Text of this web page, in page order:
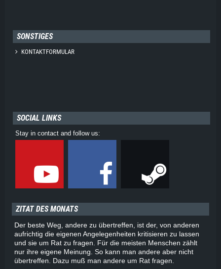
SONSTIGES
KONTAKTFORMULAR
SOCIAL LINKS
Stay in contact and follow us:
ZITAT DES MONATS
Der beste Weg, andere zu übertreffen, ist der, von anderen
aufrichtig die eigenen Angelegenheiten kritisieren zu lassen
und sie um Rat zu fragen. Für die meisten Menschen zählt
nur ihre eigene Meinung. So kann man andere aber nicht
übertreffen. Dazu muß man andere um Rat fragen.